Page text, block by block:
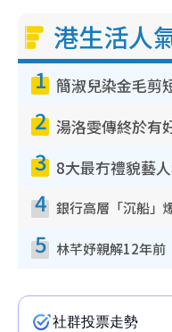
港生活人
1
2
3
4
5